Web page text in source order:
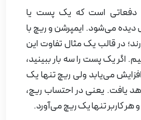
دفعاتی است که یک پست یا
دیده می‌شود. ایمپرشن و ریچ با
در قالب یک مثال تفاوت این
اگر یک پست را سه بار ببینید،
3 عدد افزایش می‌یابد ولی ریچ تنها یک
یافت. یعنی در احتساب ریچ،
هر کاربر تنها یک ریچ می‌آورد.